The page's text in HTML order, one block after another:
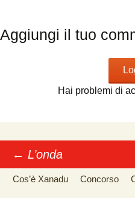
Aggiungi il tuo
Hai problemi di
Post
← L’onda
Cos’è Xanadu Concorso